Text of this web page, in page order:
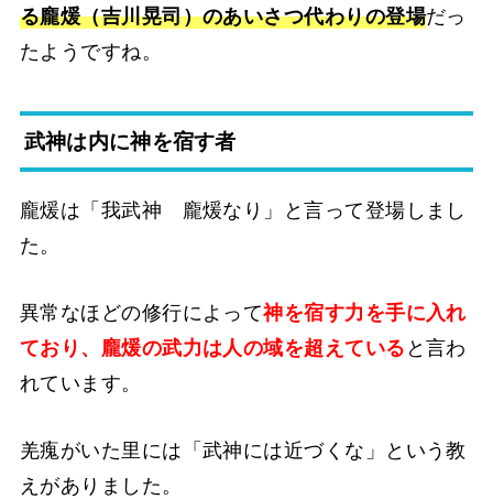
る龐煖（吉川晃司）のあいさつ代わりの登場だっ
たようですね。
武神は内に神を宿す者
龐煖は「我武神 龐煖なり」と言って登場しまし
た。
異常なほどの修行によって神を宿す力を手に入れ
ており、龐煖の武力は人の域を超えている と言わ
れています。
羌瘣がいた里には「武神には近づくな」という教
えがありました。